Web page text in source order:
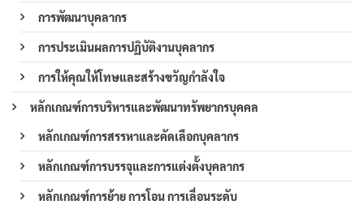
การพัฒนาบุคลากร
การประเมินผลการปฏิบัติงานบุคลากร
การให้คุณให้โทษและสร้างขวัญกำลังใจ
หลักเกณฑ์การบริหารและพัฒนาทรัพยากรบุคคล
หลักเกณฑ์การสรรหาและคัดเลือกบุคลากร
หลักเกณฑ์การบรรจุและการแต่งตั้งบุคลากร
หลักเกณฑ์การย้าย การโอน การเลื่อนระดับ